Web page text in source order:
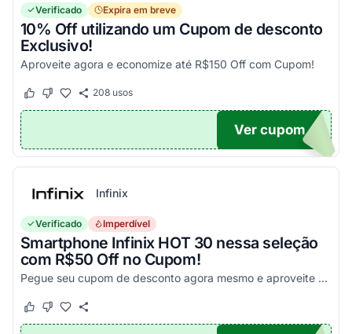
Verificado Expira em breve
10% Off utilizando um Cupom de desconto
Exclusivo!
Aproveite agora e economize até R$150 Off com Cupom!
Este cupom funcionou
Este cupom não funcionou
208usos
OM10
Ver cupom
Infinix
Verificado Imperdível
Smartphone Infinix HOT 30 nessa seleção
com R$50 Off no Cupom!
Pegue seu cupom de desconto agora mesmo e aproveite esta incrível oportunidade para economizar nas suas compras com este código!
Este cupom funcionou
Este cupom não funcionou